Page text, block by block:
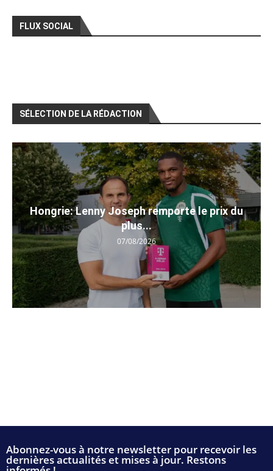
FLUX SOCIAL
SÉLECTION DE LA RÉDACTION
Hongrie: Lenny Joseph remporte le prix du
plus...
07/08/2026
Abonnez-vous à notre newsletter pour recevoir les
dernières actualités et mises à jour. Restons